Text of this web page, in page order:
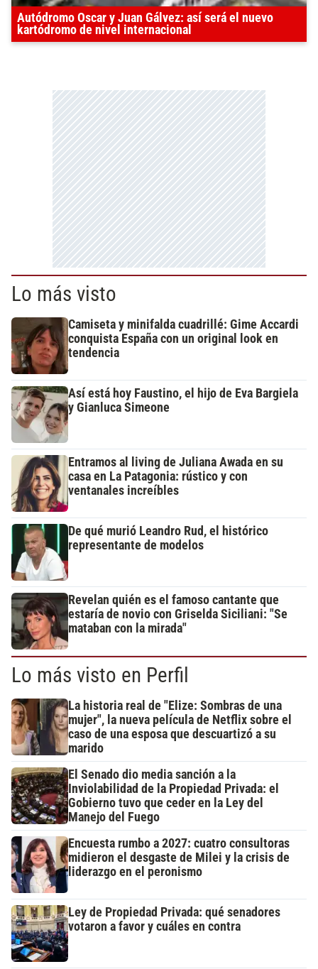
Autódromo Oscar y Juan Gálvez: así será el nuevo
kartódromo de nivel internacional
Lo más visto
Camiseta y minifalda cuadrillé: Gime Accardi
conquista España con un original look en
tendencia
Así está hoy Faustino, el hijo de Eva Bargiela
y Gianluca Simeone
Entramos al living de Juliana Awada en su
casa en La Patagonia: rústico y con
ventanales increíbles
De qué murió Leandro Rud, el histórico
representante de modelos
Revelan quién es el famoso cantante que
estaría de novio con Griselda Siciliani: "Se
mataban con la mirada"
Lo más visto en Perfil
La historia real de "Elize: Sombras de una
mujer", la nueva película de Netflix sobre el
caso de una esposa que descuartizó a su
marido
El Senado dio media sanción a la
Inviolabilidad de la Propiedad Privada: el
Gobierno tuvo que ceder en la Ley del
Manejo del Fuego
Encuesta rumbo a 2027: cuatro consultoras
midieron el desgaste de Milei y la crisis de
liderazgo en el peronismo
Ley de Propiedad Privada: qué senadores
votaron a favor y cuáles en contra